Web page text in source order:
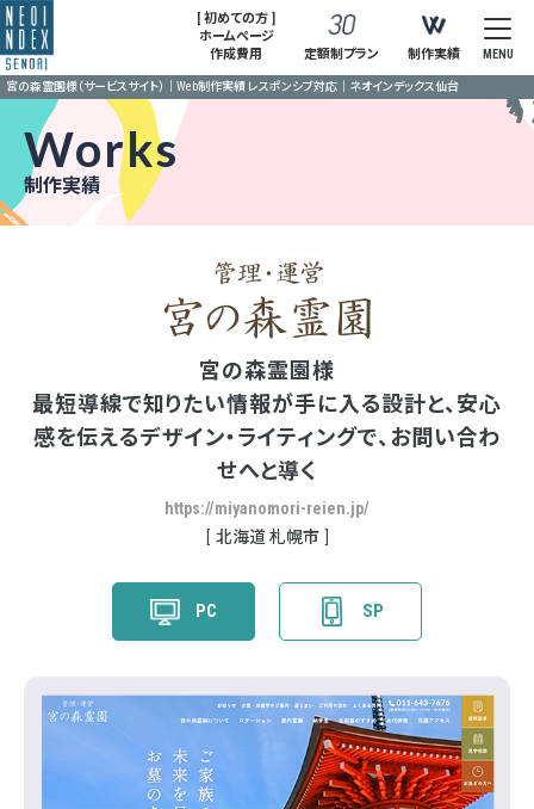
[ 初めての方 ]
ホームページ
作成費用
定額制プラン 制作実績 MENU
宮の森霊園様（サービスサイト）｜Web制作実績 レスポンシブ対応｜ネオインデックス仙台
Works
制作実績
宮の森霊園様
最短導線で知りたい情報が手に入る設計と、安心
感を伝えるデザイン・ライティングで、お問い合わ
せへと導く
https://miyanomori-reien.jp/
北海道 札幌市
PC SP